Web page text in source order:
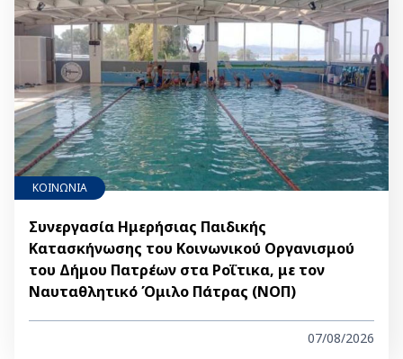
ΚΟΙΝΩΝΙΑ
Συνεργασία Ημερήσιας Παιδικής
Κατασκήνωσης του Κοινωνικού Οργανισμού
του Δήμου Πατρέων στα Ροΐτικα, με τον
Ναυταθλητικό Όμιλο Πάτρας (ΝΟΠ)
07/08/2026